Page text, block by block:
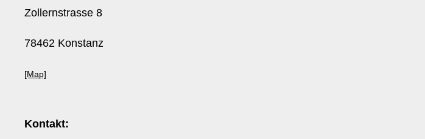
Zollernstrasse 8
78462 Konstanz
[Map]
Kontakt: